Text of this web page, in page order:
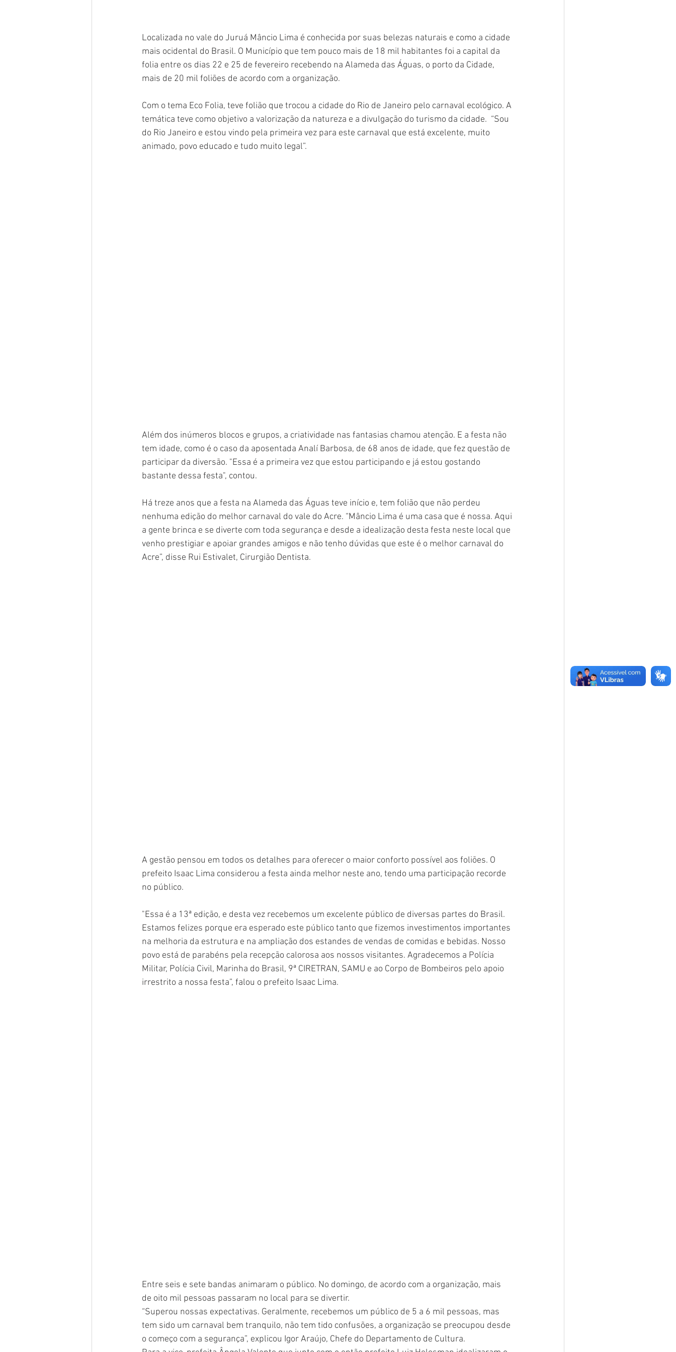
Localizada no vale do Juruá Mâncio Lima é conhecida por suas belezas naturais e como a cidade
mais ocidental do Brasil. O Município que tem pouco mais de 18 mil habitantes foi a capital da
folia entre os dias 22 e 25 de fevereiro recebendo na Alameda das Águas, o porto da Cidade,
mais de 20 mil foliões de acordo com a organização.
Com o tema Eco Folia, teve folião que trocou a cidade do Rio de Janeiro pelo carnaval ecológico. A
temática teve como objetivo a valorização da natureza e a divulgação do turismo da cidade.  “Sou
do Rio Janeiro e estou vindo pela primeira vez para este carnaval que está excelente, muito
animado, povo educado e tudo muito legal”.
Além dos inúmeros blocos e grupos, a criatividade nas fantasias chamou atenção. E a festa não
tem idade, como é o caso da aposentada Analí Barbosa, de 68 anos de idade, que fez questão de
participar da diversão. "Essa é a primeira vez que estou participando e já estou gostando
bastante dessa festa", contou.
Há treze anos que a festa na Alameda das Águas teve início e, tem folião que não perdeu
nenhuma edição do melhor carnaval do vale do Acre. “Mâncio Lima é uma casa que é nossa. Aqui
a gente brinca e se diverte com toda segurança e desde a idealização desta festa neste local que
venho prestigiar e apoiar grandes amigos e não tenho dúvidas que este é o melhor carnaval do
Acre”, disse Rui Estivalet, Cirurgião Dentista.
A gestão pensou em todos os detalhes para oferecer o maior conforto possível aos foliões. O
prefeito Isaac Lima considerou a festa ainda melhor neste ano, tendo uma participação recorde
no público.
"Essa é a 13ª edição, e desta vez recebemos um excelente público de diversas partes do Brasil.
Estamos felizes porque era esperado este público tanto que fizemos investimentos importantes
na melhoria da estrutura e na ampliação dos estandes de vendas de comidas e bebidas. Nosso
povo está de parabéns pela recepção calorosa aos nossos visitantes. Agradecemos a Polícia
Militar, Polícia Civil, Marinha do Brasil, 9ª CIRETRAN, SAMU e ao Corpo de Bombeiros pelo apoio
irrestrito a nossa festa”, falou o prefeito Isaac Lima.
Entre seis e sete bandas animaram o público. No domingo, de acordo com a organização, mais
de oito mil pessoas passaram no local para se divertir.
“Superou nossas expectativas. Geralmente, recebemos um público de 5 a 6 mil pessoas, mas
tem sido um carnaval bem tranquilo, não tem tido confusões, a organização se preocupou desde
o começo com a segurança”, explicou Igor Araújo, Chefe do Departamento de Cultura.